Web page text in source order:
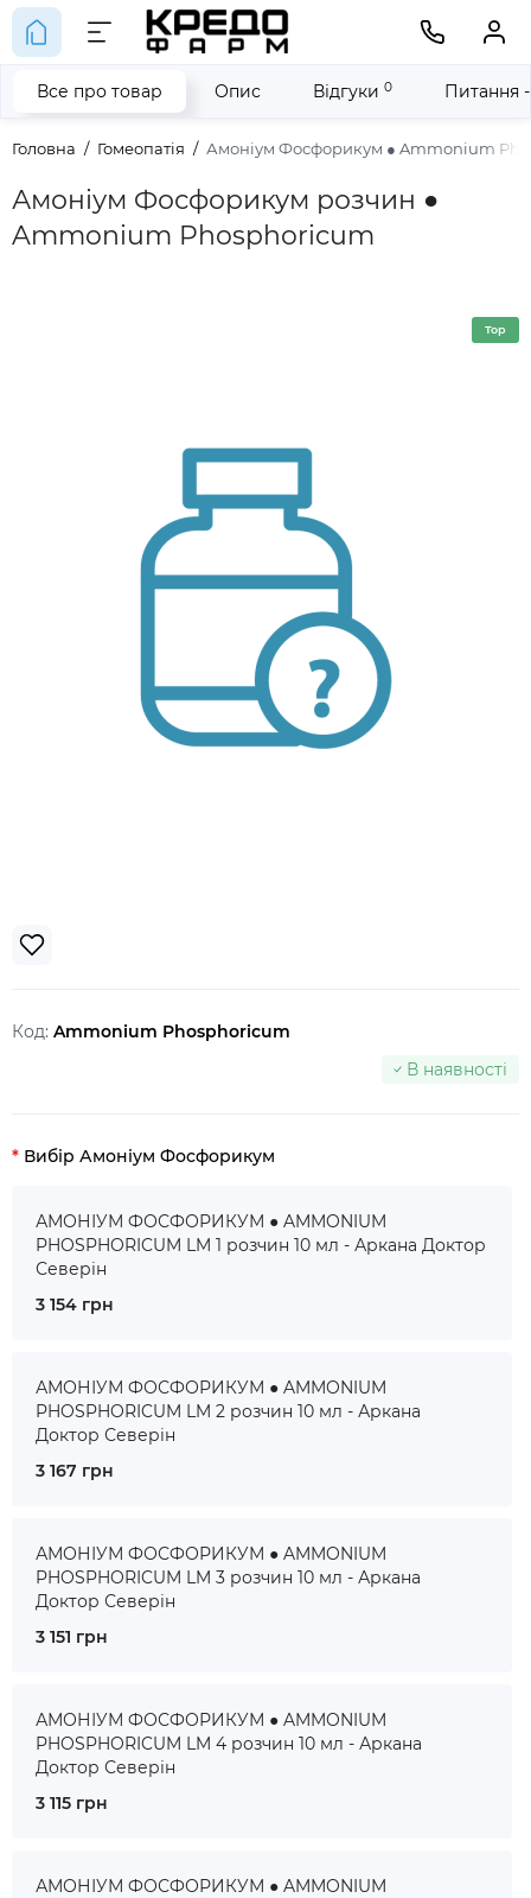
Головна Гомеопатія Амоніум Фосфорикум ● Ammonium
Амоніум Фосфорикум розчин ●
Ammonium Phosphoricum
Все про товар Опис Відгуки 0 Питання
Top
Код: Ammonium Phosphoricum
В наявності
Вибір Амоніум Фосфорикум
АМОНІУМ ФОСФОРИКУМ ● AMMONIUM
PHOSPHORICUM LM 1 розчин 10 мл - Аркана Доктор
Северін
3 154 грн
АМОНІУМ ФОСФОРИКУМ ● AMMONIUM
PHOSPHORICUM LM 2 розчин 10 мл - Аркана
Доктор Северін
3 167 грн
АМОНІУМ ФОСФОРИКУМ ● AMMONIUM
PHOSPHORICUM LM 3 розчин 10 мл - Аркана
Доктор Северін
3 151 грн
АМОНІУМ ФОСФОРИКУМ ● AMMONIUM
PHOSPHORICUM LM 4 розчин 10 мл - Аркана
Доктор Северін
3 115 грн
АМОНІУМ ФОСФОРИКУМ ● AMMONIUM